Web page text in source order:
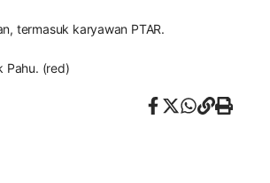
termasuk karyawan PTAR.
Pahu. (red)